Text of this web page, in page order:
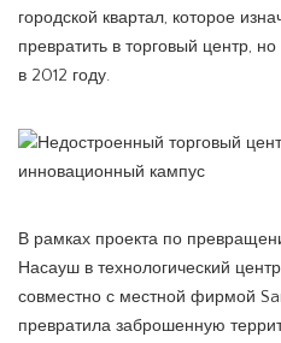
городской квартал, которое
превратить в торговый центр,
в 2012 году.
В рамках проекта по
Насауш в технологический
совместно с местной фирмой
превратила заброшенную